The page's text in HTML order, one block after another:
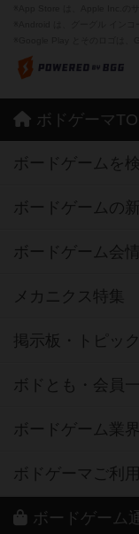
ボドゲーマ
ボードゲームを
ボードゲームの
ボードゲーム会
メカニクス特集
掲示板・トピッ
ボドとも・会員
ボードゲーム業
ボドゲーマご利
ボードゲーム